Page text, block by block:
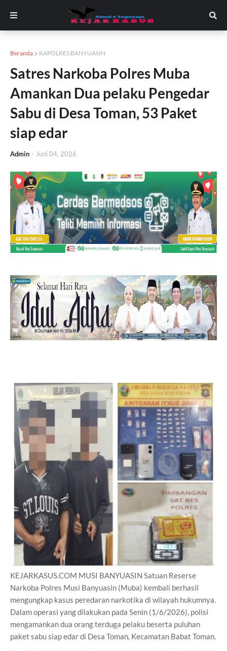
Beranda KAPOLRES BANYUASIN
Satres Narkoba Polres Muba
Amankan Dua pelaku Pengedar
Sabu di Desa Toman, 53 Paket
siap edar
Admin - Juni 04, 2026
KEJARKASUS.COM MUSI BANYUASIN Satuan Reserse
Narkoba Polres Musi Banyuasin (Muba) kembali berhasil
mengungkap kasus peredaran narkotika di wilayah hukumnya.
Dalam operasi yang dilakukan pada Senin (1/6/2026), polisi
mengamankan dua orang terduga pelaku beserta puluhan
paket sabu siap edar di Desa Toman, Kecamatan Babat Toman.